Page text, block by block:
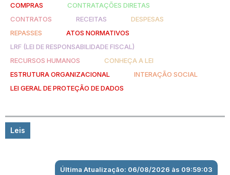
COMPRAS
CONTRATAÇÕES DIRETAS
CONTRATOS
RECEITAS
DESPESAS
REPASSES
ATOS NORMATIVOS
LRF (LEI DE RESPONSABILIDADE FISCAL)
RECURSOS HUMANOS
CONHEÇA A LEI
ESTRUTURA ORGANIZACIONAL
INTERAÇÃO SOCIAL
LEI GERAL DE PROTEÇÃO DE DADOS
Leis
Última Atualização: 06/08/2026 às 09:59:03